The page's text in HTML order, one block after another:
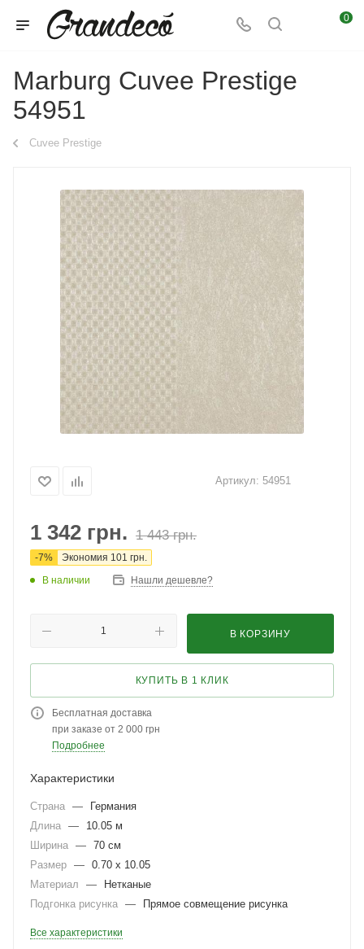
0
Marburg Cuvee Prestige
54951
Cuvee Prestige
Артикул: 54951
1 342 грн. 1 443грн.
-7% Экономия 101 грн.
В наличии
Нашли дешевле?
В КОРЗИНУ
КУПИТЬ В 1 КЛИК
Бесплатная доставка
при заказе от 2 000 грн
Подробнее
Характеристики
Страна —
Германия
Длина —
10.05 м
Ширина — 70 см
Размер — 0.70 x 10.05
Материал
—
Нетканые
Подгонка рисунка — Прямое совмещение рисунка
Все характеристики